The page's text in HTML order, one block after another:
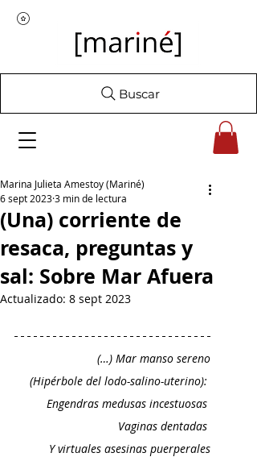
Buscar
(Una) corriente de
resaca, preguntas y
sal: Sobre Mar Afuera
Marina Julieta Amestoy (Mariné)
6 sept 20233 min de lectura
Actualizado: 8 sept 2023
(…) Mar manso sereno
(Hipérbole del lodo-salino-uterino):
Engendras medusas incestuosas
Vaginas dentadas
Y virtuales asesinas puerperales